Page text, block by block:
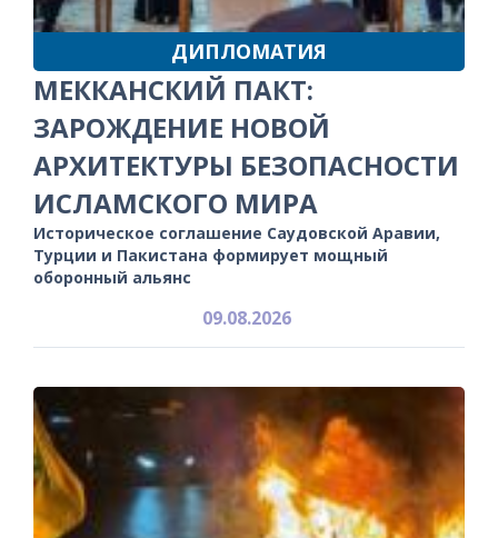
ДИПЛОМАТИЯ
МЕККАНСКИЙ ПАКТ:
ЗАРОЖДЕНИЕ НОВОЙ
АРХИТЕКТУРЫ БЕЗОПАСНОСТИ
ИСЛАМСКОГО МИРА
Историческое соглашение Саудовской Аравии,
Турции и Пакистана формирует мощный
оборонный альянс
09.08.2026